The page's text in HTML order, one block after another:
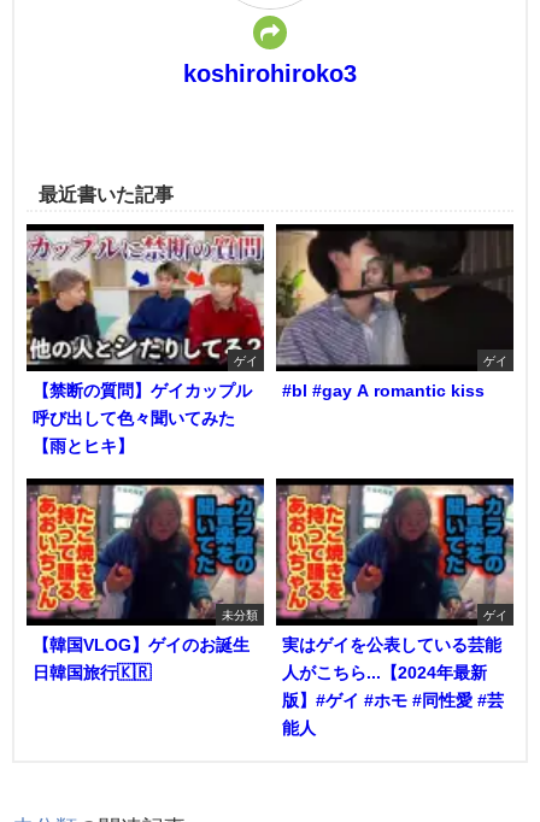
koshirohiroko3
最近書いた記事
ゲイ
【禁断の質問】ゲイカップル
呼び出して色々聞いてみた
【雨とヒキ】
ゲイ
#bl #gay A romantic kiss
未分類
【韓国VLOG】ゲイのお誕生
日韓国旅行🇰🇷
ゲイ
実はゲイを公表している芸能
人がこちら...【2024年最新
版】#ゲイ #ホモ #同性愛 #芸
能人